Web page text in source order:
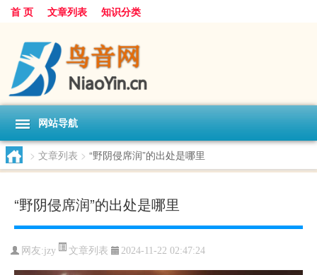
首 页 文章列表 知识分类
网站导航
> 文章列表 > “野阴侵席润”的出处是哪里
“野阴侵席润”的出处是哪里
网友:jzy 文章列表 2024-11-22 02:47:24